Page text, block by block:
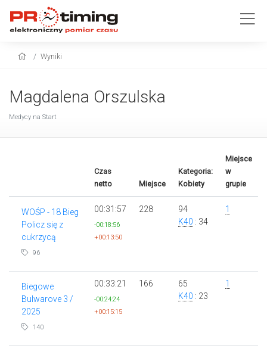
Wyniki
Magdalena Orszulska
Medycy na Start
Czas
netto
Miejsce
Kategoria:
Kobiety
Miejsce
w
grupie
WOŚP - 18 Bieg
Policz się z
cukrzycą
96
00:31:57
-00:18:56
+00:13:50
228
94
K40 : 34
1
Biegowe
Bulwarove 3 /
2025
140
00:33:21
-00:24:24
+00:15:15
166
65
K40 : 23
1